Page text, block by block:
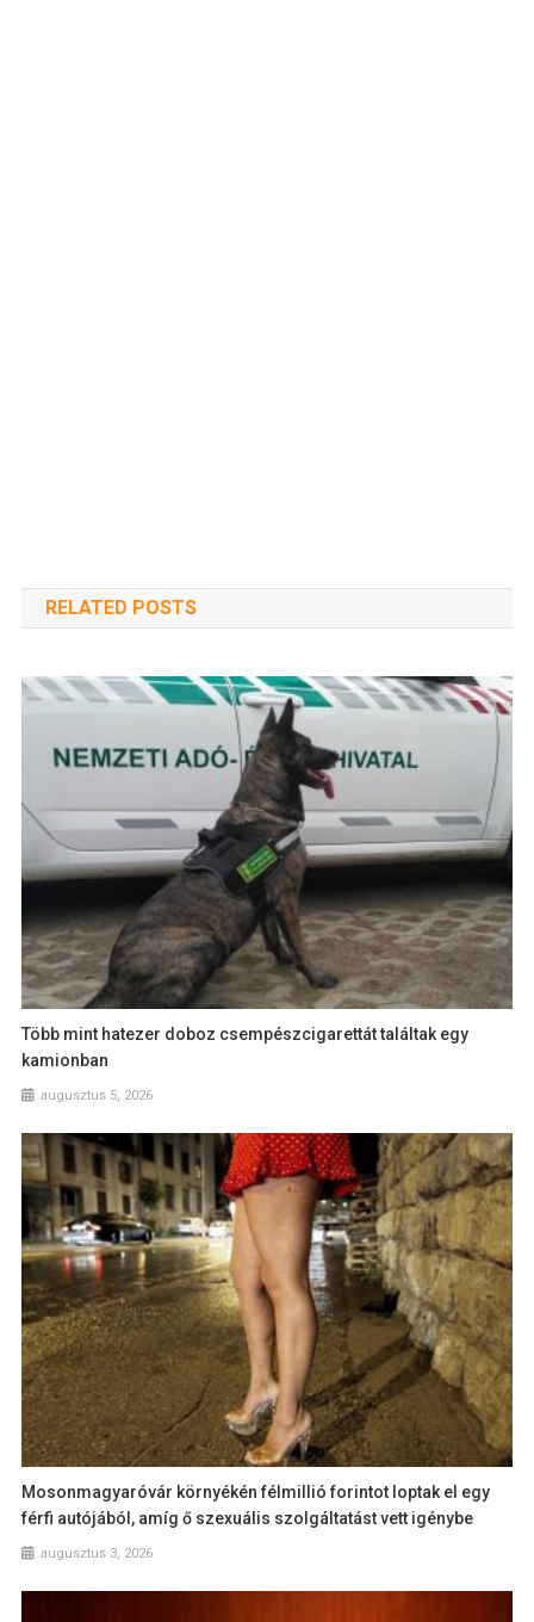
RELATED POSTS
Több mint hatezer doboz csempészcigarettát találtak egy
kamionban
augusztus 5, 2026
Mosonmagyaróvár környékén félmillió forintot loptak el egy
férfi autójából, amíg ő szexuális szolgáltatást vett igénybe
augusztus 3, 2026